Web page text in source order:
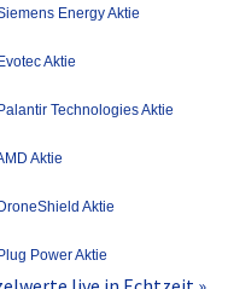
Energy Aktie
Aktie
Technologies Aktie
Aktie
Aktie
Power Aktie